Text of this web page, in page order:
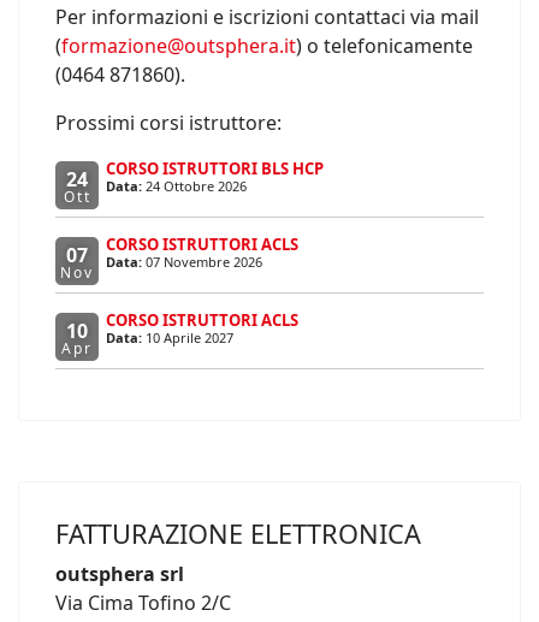
Per informazioni e iscrizioni contattaci via mail
(formazione@outsphera.it) o telefonicamente
(0464 871860).
Prossimi corsi istruttore:
24
Ott
CORSO ISTRUTTORI BLS HCP
Data: 24 Ottobre 2026
07
Nov
CORSO ISTRUTTORI ACLS
Data: 07 Novembre 2026
10
Apr
CORSO ISTRUTTORI ACLS
Data: 10 Aprile 2027
FATTURAZIONE ELETTRONICA
outsphera srl
Via Cima Tofino 2/C